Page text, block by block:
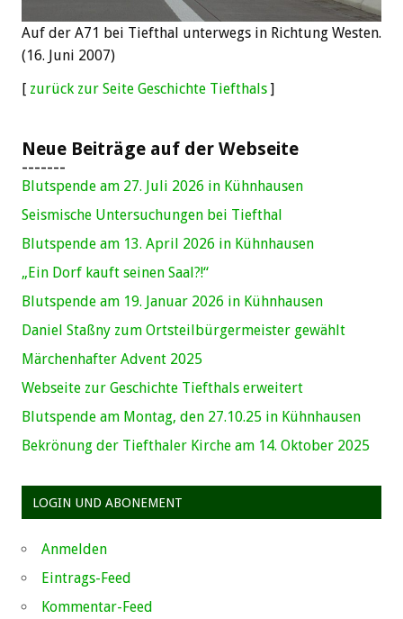
Auf der A71 bei Tiefthal unterwegs in Richtung Westen.
(16. Juni 2007)
[ zurück zur Seite Geschichte Tiefthals ]
Neue Beiträge auf der Webseite
-------
Blutspende am 27. Juli 2026 in Kühnhausen
Seismische Untersuchungen bei Tiefthal
Blutspende am 13. April 2026 in Kühnhausen
„Ein Dorf kauft seinen Saal?!“
Blutspende am 19. Januar 2026 in Kühnhausen
Daniel Staßny zum Ortsteilbürgermeister gewählt
Märchenhafter Advent 2025
Webseite zur Geschichte Tiefthals erweitert
Blutspende am Montag, den 27.10.25 in Kühnhausen
Bekrönung der Tiefthaler Kirche am 14. Oktober 2025
LOGIN UND ABONEMENT
Anmelden
Eintrags-Feed
Kommentar-Feed